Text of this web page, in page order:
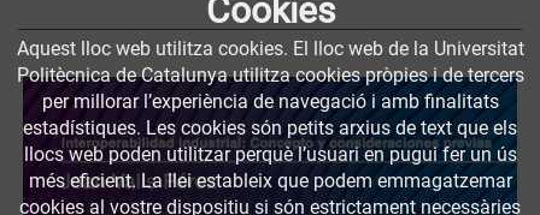
Cookies
Aquest lloc web utilitza cookies. El lloc web de la Universitat
Politècnica de Catalunya utilitza cookies pròpies i de tercers
per millorar l’experiència de navegació i amb finalitats
estadístiques. Les cookies són petits arxius de text que els
llocs web poden utilitzar perquè l’usuari en pugui fer un ús
més eficient. La llei estableix que podem emmagatzemar
cookies al vostre dispositiu si són estrictament necessàries